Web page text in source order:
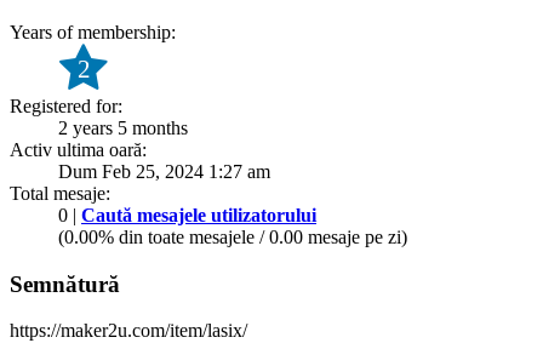
Years of membership:
2
Registered for:
2 years 5 months
Activ ultima oară:
Dum Feb 25, 2024 1:27 am
Total mesaje:
0 | Caută mesajele utilizatorului
(0.00% din toate mesajele / 0.00 mesaje pe zi)
Semnătură
https://maker2u.com/item/lasix/